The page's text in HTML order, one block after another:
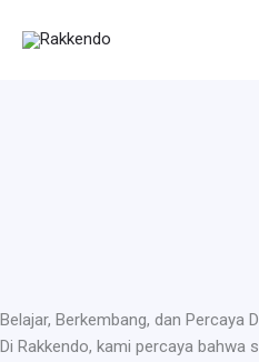
Belajar, Berkembang, dan Percaya
Di Rakkendo, kami percaya bahwa